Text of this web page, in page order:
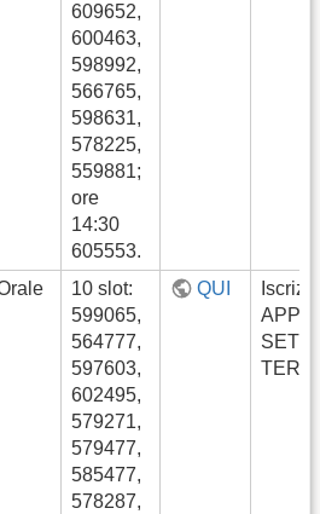
609652,
600463,
598992,
566765,
598631,
578225,
559881;
ore
14:30
605553.
10 slot:
599065,
564777,
597603,
602495,
579271,
579477,
585477,
578287,
QUI